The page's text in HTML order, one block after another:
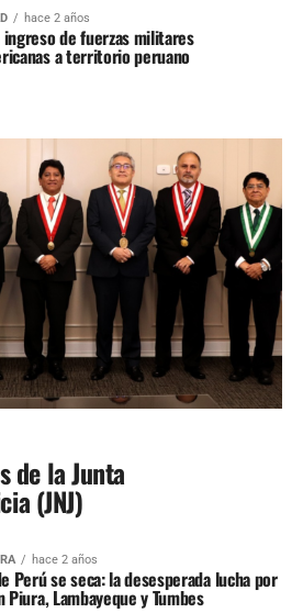
hace 2 años
ingreso de fuerzas militares
a territorio peruano
de la Junta
(JNJ)
hace 2 años
Perú se seca: la desesperada lucha por
Piura, Lambayeque y Tumbes